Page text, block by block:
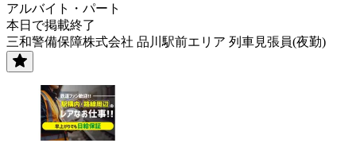
アルバイト・パート
本日で掲載終了
三和警備保障株式会社 品川駅前エリア 列車見張員(夜勤)